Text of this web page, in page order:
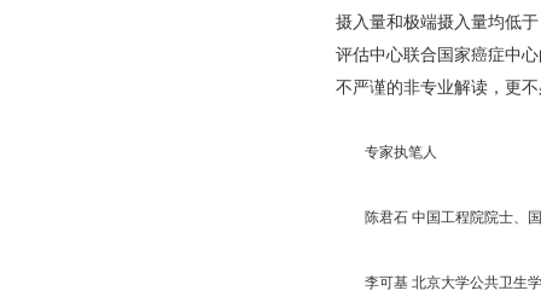
摄入量和极端摄入量均低
评估中心联合国家癌症中
不严谨的非专业解读，更
专家执笔人
陈君石 中国工程院院士、国
李可基 北京大学公共卫生